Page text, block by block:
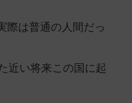
際は普通の人間だっ
近い将来この国に起